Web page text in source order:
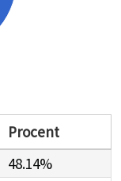
Procent
48.14%